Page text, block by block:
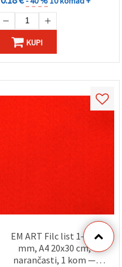
KUPI
EM ART Filc list 1–1,5
mm, A4 20x30 cm,
narančasti, 1 kom —